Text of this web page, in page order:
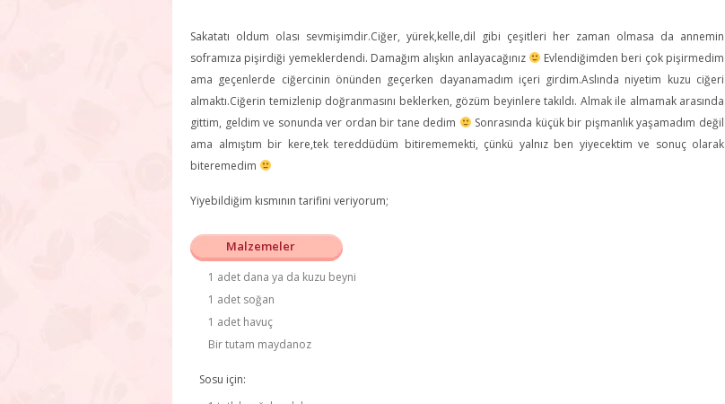
Sakatatı oldum olası sevmişimdir.Ciğer, yürek,kelle,dil gibi çeşitleri her zaman olmasa da annemin
soframıza pişirdiği yemeklerdendi. Damağım alışkın anlayacağınız
Evlendiğimden beri çok pişirmedim
ama geçenlerde ciğercinin önünden geçerken dayanamadım içeri girdim.Aslında niyetim kuzu ciğeri
almaktı.Ciğerin temizlenip doğranmasını beklerken, gözüm beyinlere takıldı. Almak ile almamak arasında
gittim, geldim ve sonunda ver ordan bir tane dedim
Sonrasında küçük bir pişmanlık yaşamadım değil
ama almıştım bir kere,tek tereddüdüm bitirememekti, çünkü yalnız ben yiyecektim ve sonuç olarak
biteremedim
Yiyebildiğim kısmının tarifini veriyorum;
Malzemeler
1 adet dana ya da kuzu beyni
1 adet soğan
1 adet havuç
Bir tutam maydanoz
Sosu için: